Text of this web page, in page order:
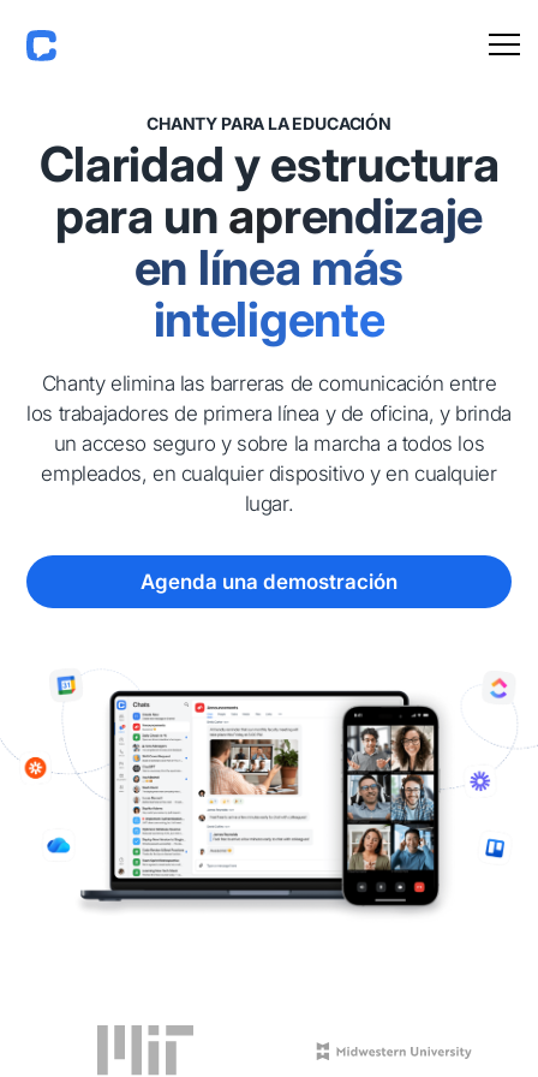
Claridad y estructura
para un aprendizaje
en línea más
inteligente
CHANTY PARA LA EDUCACIÓN
Chanty elimina las barreras de comunicación entre
los trabajadores de primera línea y de oficina, y brinda
un acceso seguro y sobre la marcha a todos los
empleados, en cualquier dispositivo y en cualquier
lugar.
Agenda una demostración